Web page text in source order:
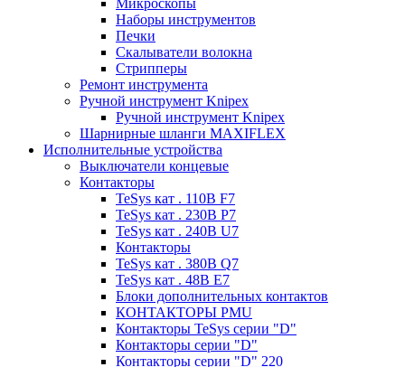
Наборы инструментов
Печки
Скалыватели волокна
Стрипперы
Ремонт инструмента
Ручной инструмент Knipex
Ручной инструмент Knipex
Шарнирные шланги MAXIFLEX
Исполнительные устройства
Выключатели концевые
Контакторы
TeSys кат . 110В F7
TeSys кат . 230В P7
TeSys кат . 240В U7
Контакторы
TeSys кат . 380В Q7
TeSys кат . 48В E7
Блоки дополнительных контактов
КОНТАКТОРЫ PMU
Контакторы TeSys серии "D"
Контакторы серии "D"
Контакторы серии "D" 220